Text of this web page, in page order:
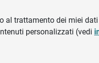
al trattamento dei miei
personalizzati (vedi